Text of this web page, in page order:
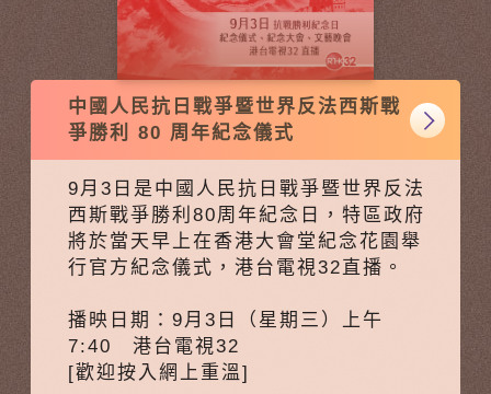
中國人民抗日戰爭暨世界反法西斯戰
爭勝利 80 周年紀念儀式
9月3日是中國人民抗日戰爭暨世界反法
西斯戰爭勝利80周年紀念日，特區政府
將於當天早上在香港大會堂紀念花園舉
行官方紀念儀式，港台電視32直播。
播映日期：9月3日（星期三）上午
7:40 港台電視32
[歡迎按入網上重溫]